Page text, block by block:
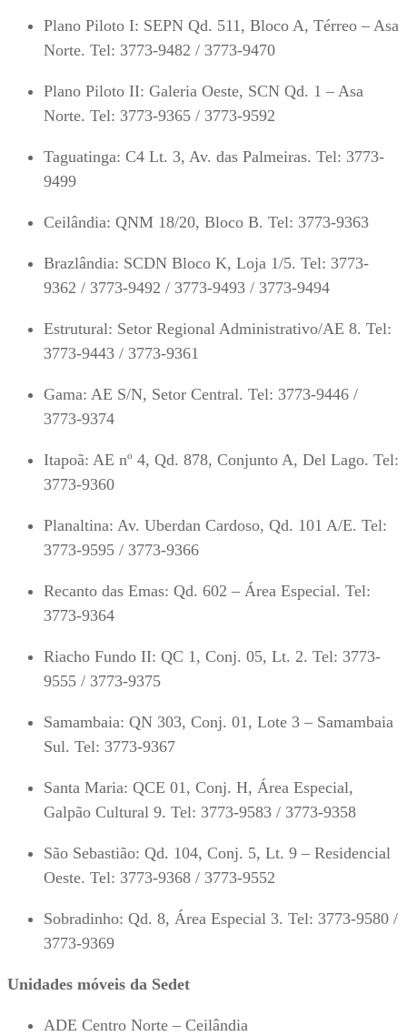
Plano Piloto I: SEPN Qd. 511, Bloco A, Térreo – Asa
Norte. Tel: 3773-9482 / 3773-9470
Plano Piloto II: Galeria Oeste, SCN Qd. 1 – Asa
Norte. Tel: 3773-9365 / 3773-9592
Taguatinga: C4 Lt. 3, Av. das Palmeiras. Tel: 3773-
9499
Ceilândia: QNM 18/20, Bloco B. Tel: 3773-9363
Brazlândia: SCDN Bloco K, Loja 1/5. Tel: 3773-
9362 / 3773-9492 / 3773-9493 / 3773-9494
Estrutural: Setor Regional Administrativo/AE 8. Tel:
3773-9443 / 3773-9361
Gama: AE S/N, Setor Central. Tel: 3773-9446 /
3773-9374
Itapoã: AE nº 4, Qd. 878, Conjunto A, Del Lago. Tel:
3773-9360
Planaltina: Av. Uberdan Cardoso, Qd. 101 A/E. Tel:
3773-9595 / 3773-9366
Recanto das Emas: Qd. 602 – Área Especial. Tel:
3773-9364
Riacho Fundo II: QC 1, Conj. 05, Lt. 2. Tel: 3773-
9555 / 3773-9375
Samambaia: QN 303, Conj. 01, Lote 3 – Samambaia
Sul. Tel: 3773-9367
Santa Maria: QCE 01, Conj. H, Área Especial,
Galpão Cultural 9. Tel: 3773-9583 / 3773-9358
São Sebastião: Qd. 104, Conj. 5, Lt. 9 – Residencial
Oeste. Tel: 3773-9368 / 3773-9552
Sobradinho: Qd. 8, Área Especial 3. Tel: 3773-9580 /
3773-9369
Unidades móveis da Sedet
ADE Centro Norte – Ceilândia